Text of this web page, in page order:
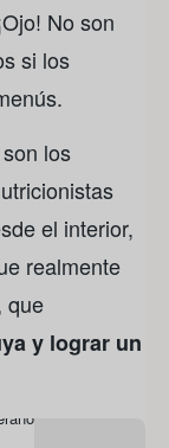
No son
si los
los
el interior,
realmente
que
y lograr un